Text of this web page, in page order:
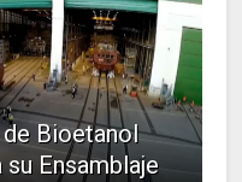
Bioetanol
Ensamblaje